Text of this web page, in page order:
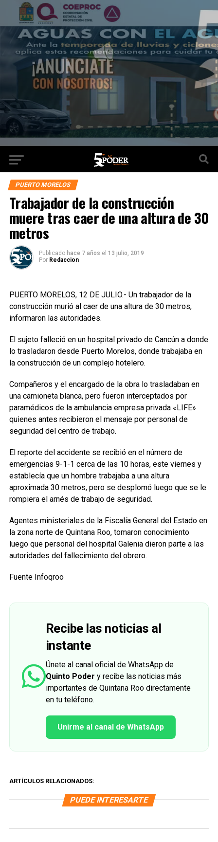
PUERTO MORELOS
Trabajador de la construcción
muere tras caer de una altura de 30
metros
Publicado hace 7 años el 13 julio, 2019
Por Redaccion
PUERTO MORELOS, 12 DE JULIO.- Un trabajador de la
construcción murió al caer de una altura de 30 metros,
informaron las autoridades.
El sujeto falleció en un hospital privado de Cancún a donde
lo trasladaron desde Puerto Morelos, donde trabajaba en
la construcción de un complejo hotelero.
Compañeros y el encargado de la obra lo trasladaban en
una camioneta blanca, pero fueron interceptados por
paramédicos de la ambulancia empresa privada «LIFE»
quienes antes recibieron el mensaje por personal de
seguridad del centro de trabajo.
El reporte del accidente se recibió en el número de
emergencias 9-1-1 cerca de las 10 horas, este viernes y
establecía que un hombre trabajaba a una altura
aproximada 30 metros, pero se desplomó luego que se le
rompiera el arnés de trabajo de seguridad.
Agentes ministeriales de la Fiscalía General del Estado en
la zona norte de Quintana Roo, tomaron conocimiento
luego que personal del hospital Galenia dieron parte a las
autoridades del fallecimiento del obrero.
Fuente Infoqroo
Recibe las noticias al
instante
Únete al canal oficial de WhatsApp de
Quinto Poder y recibe las noticias más
importantes de Quintana Roo directamente
en tu teléfono.
Unirme al canal de WhatsApp
ARTÍCULOS RELACIONADOS:
PUEDE INTERESARTE